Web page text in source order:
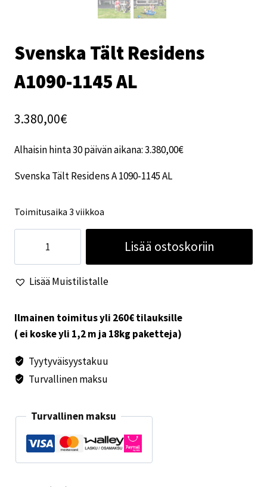
Svenska Tält Residens
A1090-1145 AL
3.380,00€
Alhaisin hinta 30 päivän aikana:3.380,00€
Svenska Tält Residens A 1090-1145 AL
Toimitusaika 3 viikkoa
Residens
A1090-
AL
määrä
Lisää ostoskoriin
Lisää Muistilistalle
Ilmainen toimitus yli 260€ tilauksille
( ei koske yli 1,2 m ja 18kg paketteja)
Tyytyväisyystakuu
Turvallinen maksu
Turvallinen maksu